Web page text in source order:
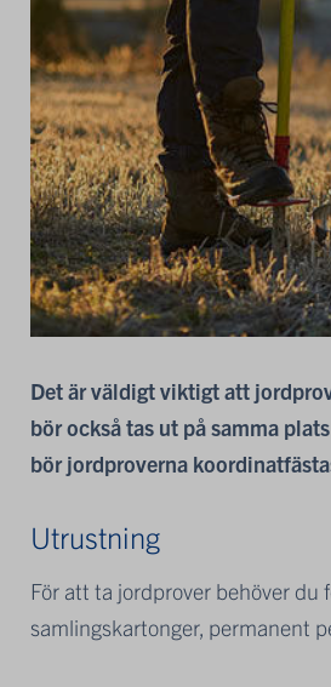
Det är väldigt viktigt att
bör också tas ut på samma
bör jordproverna
Utrustning
För att ta jordprover behöver
samlingskartonger, permanent